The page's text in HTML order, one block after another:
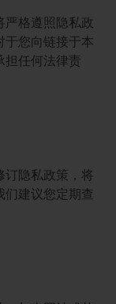
格遵照隐私政
于您向链接于本
担任何法律责
隐私政策，将
建议您定期查